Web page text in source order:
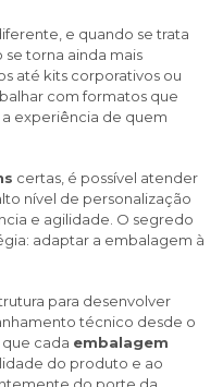
e quando se trata
se torna ainda mais
até kits corporativos ou
com formatos que
experiência de quem
certas, é possível atender
nível de personalização
e agilidade. O segredo
adaptar a embalagem à
para desenvolver
técnico desde o
cada embalagem
do produto e ao
do porte da